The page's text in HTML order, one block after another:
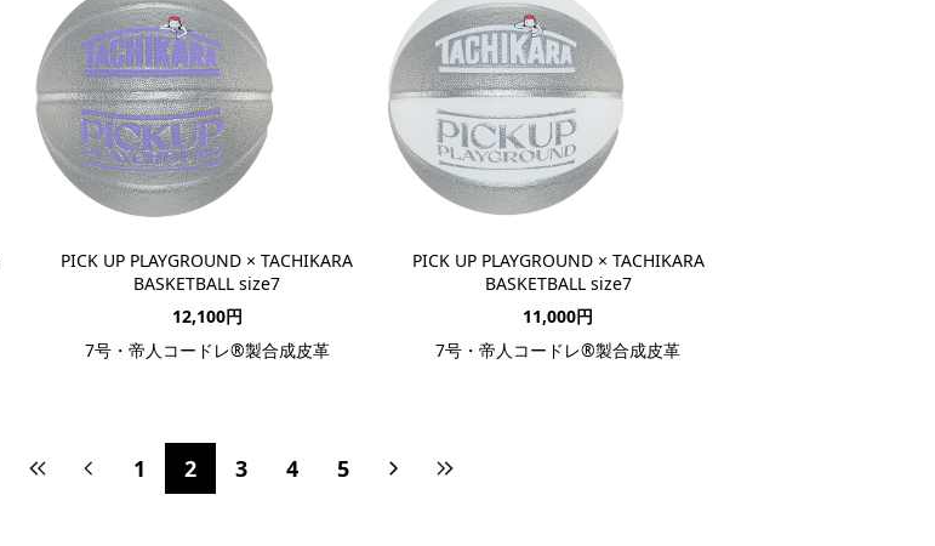
PICK UP PLAYGROUND × TACHIKARA
BASKETBALL size7
12,100円
7号・帝人コードレ®製合成皮革
PICK UP PLAYGROUND × TACHIKARA
BASKETBALL size7
11,000円
7号・帝人コードレ®製合成皮革
1 2 3 4 5